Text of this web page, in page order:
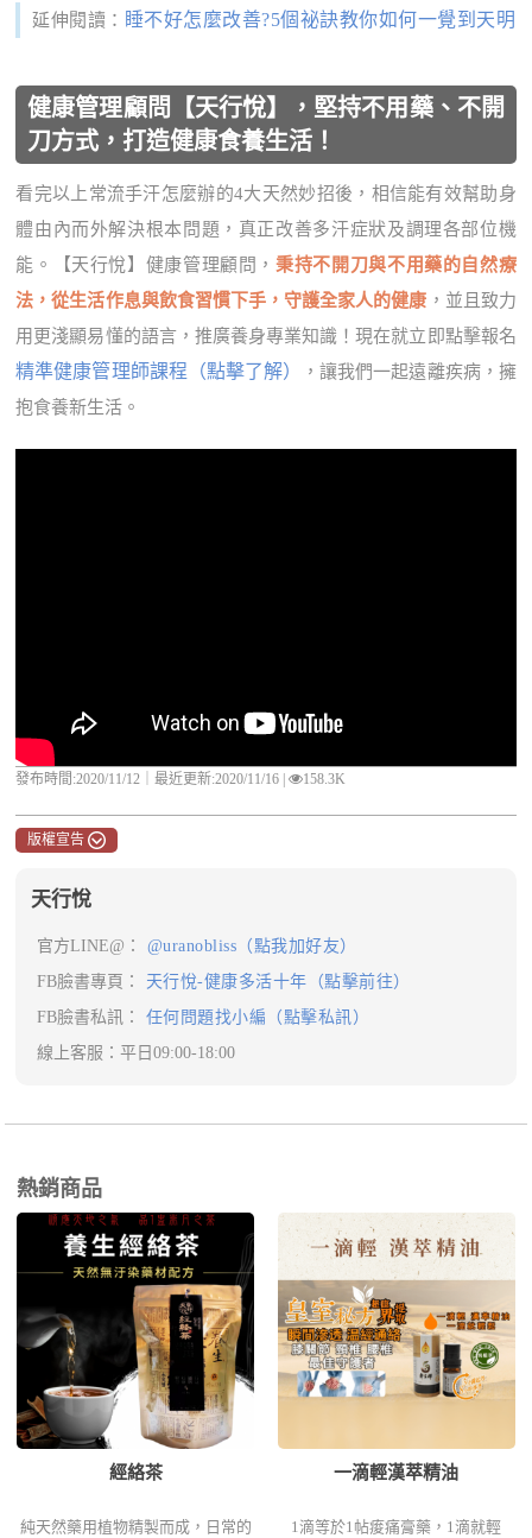
延伸閱讀： 睡不好怎麼改善?5個祕訣教你如何一覺到天明
健康管理顧問【天行悅】，堅持不用藥、不開
刀方式，打造健康食養生活！
看完以上常流手汗怎麼辦的4大天然妙招後，相信能有效幫助身
體由內而外解決根本問題，真正改善多汗症狀及調理各部位機
能。【天行悅】健康管理顧問，秉持不開刀與不用藥的自然療
法，從生活作息與飲食習慣下手，守護全家人的健康 ，並且致力
用更淺顯易懂的語言，推廣養身專業知識！現在就立即點擊報名
精準健康管理師課程（點擊了解）
，讓我們一起遠離疾病，擁
抱食養新生活。
發布時間:2020/11/12｜最近更新:2020/11/16 | 158.3K
版權宣告
天行悅
官方LINE@：
@uranobliss（點我加好友）
FB臉書專頁：
天行悅-健康多活十年（點擊前往）
FB臉書私訊：
任何問題找小編（點擊私訊）
線上客服：平日09:00-18:00
熱銷商品
經絡茶
純天然藥用植物精製而成，日常的
一滴輕漢萃精油
1滴等於1帖痠痛膏藥，1滴就輕